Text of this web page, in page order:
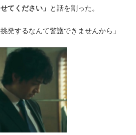
てください」 と話を割った。
発するなんて警護できませんから」